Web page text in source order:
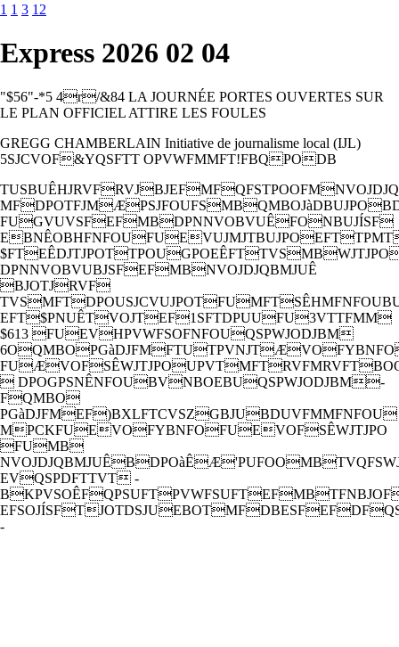
1 1 3 12
Express 2026 02 04
"$56"-*5 4r/&84 LA JOURNÉE PORTES OUVERTES SUR
LE PLAN OFFICIEL ATTIRE LES FOULES
GREGG CHAMBERLAIN Initiative de journalisme local (IJL)
5SJCVOF&YQSFTT OPVWFMMFT!FBQPODB
FUGVUVSFEFMBDPNNVOBVUÊFONBUJÍSF
DPNNVOBVUBJSFEFMBNVOJDJQBMJUÊ
BJOTJRVF
EFT$PNUÊTVOJTEF1SFTDPUUFU3VTTFMM
$613 FUEVHPVWFSOFNFOUQSPWJODJBM
 DPOGPSNÊNFOUBVNBOEBUQSPWJODJBM-
FQMBO
PGàDJFMEF)BXLFTCVSZGBJUBDUVFMMFNFOU
MPCKFUEVOFYBNFOFUEVOFSÊWJTJPO
FUMB
EVQSPDFTTVT -
-